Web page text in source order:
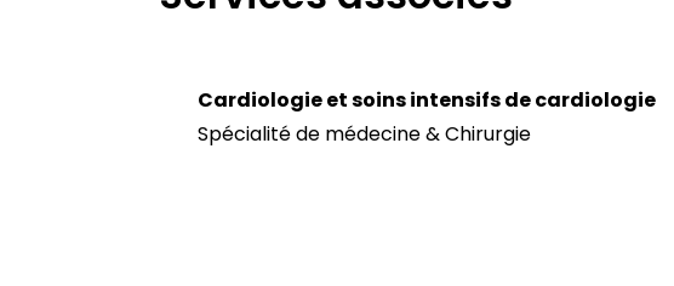
Cardiologie et soins intensifs de cardiologie
Spécialité de médecine & Chirurgie